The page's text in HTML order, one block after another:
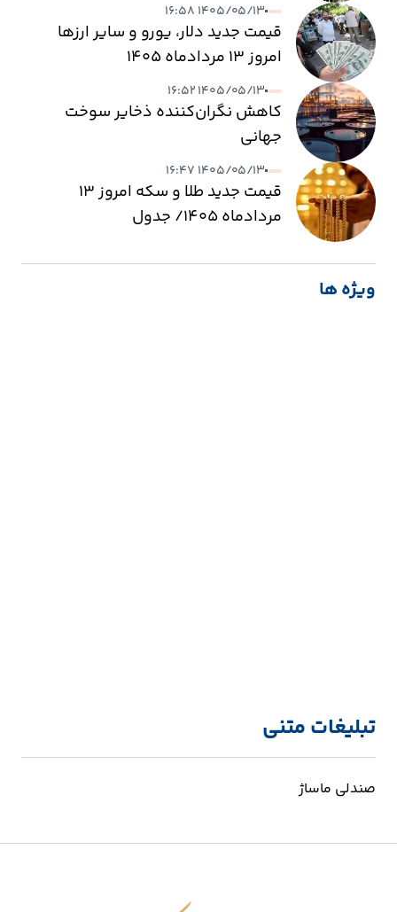
۱۴۰۵/۰۵/۱۳ ۱۶:۵۸
قیمت جدید دلار، یورو و سایر ارزها
امروز ۱۳ مردادماه ۱۴۰۵
۱۴۰۵/۰۵/۱۳ ۱۶:۵۲
کاهش نگران‌کننده ذخایر سوخت
جهانی
۱۴۰۵/۰۵/۱۳ ۱۶:۴۷
قیمت جدید طلا و سکه امروز ۱۳
مردادماه ۱۴۰۵/ جدول
ویژه ها
تبلیغات متنی
صندلی ماساژ